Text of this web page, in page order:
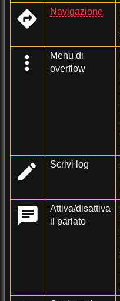
Navigazione
Menu di
overflow
Scrivi log
Attiva/disattiva
il parlato